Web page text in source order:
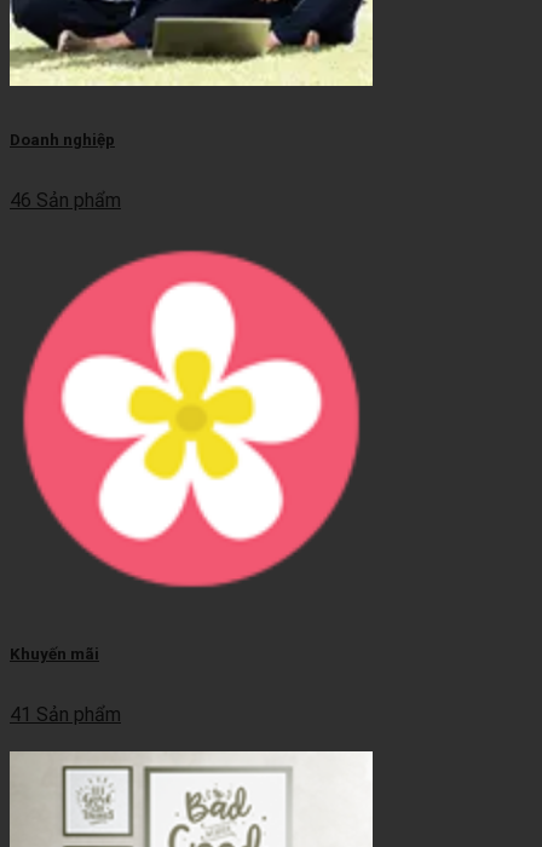
Doanh nghiệp
46 Sản phẩm
Khuyến mãi
41 Sản phẩm